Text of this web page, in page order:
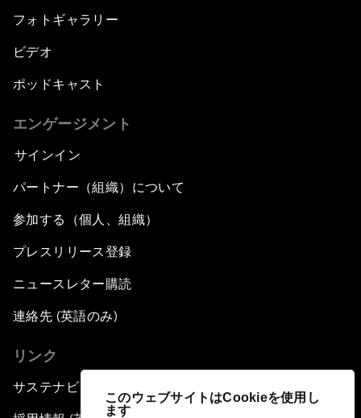
このウェブサイトはCookieを使用し
ます
フォトギャラリー
ビデオ
ポッドキャスト
エンゲージメント
サインイン
パートナー（組織）について
参加する（個人、組織）
プレスリリース登録
ニュースレター購読
連絡先 (英語のみ)
リンク
サステナビリティへの取り組み